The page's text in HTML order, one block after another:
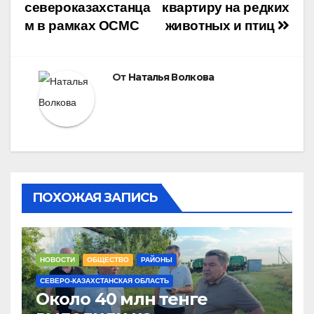
квартиру на редких
животных и птиц
североказахстанца
м в рамках ОСМС
От Наталья Волкова
ПОХОЖАЯ ЗАПИСЬ
НОВОСТИ ОБЩЕСТВО РАЙОНЫ
СЕВЕРО-КАЗАХСТАНСКАЯ ОБЛАСТЬ
Около 40 млн тенге